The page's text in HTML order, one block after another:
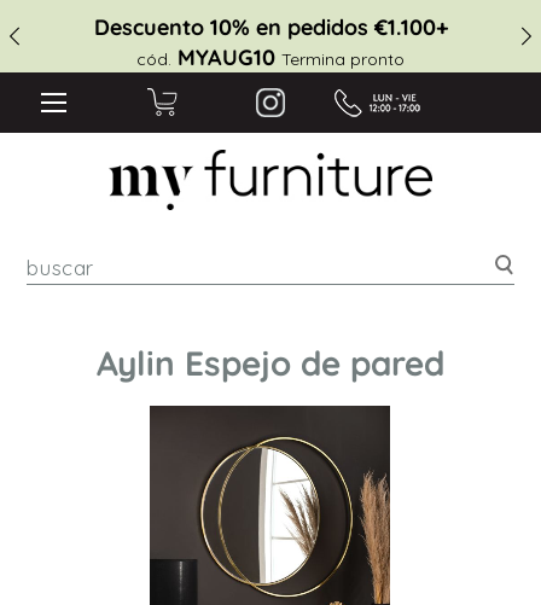
Descuento 10% en pedidos €1.100+
cód. MYAUG10 Termina pronto
Aylin Espejo de pared